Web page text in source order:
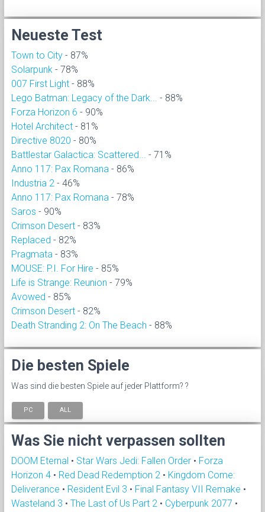
Neueste Test
Town to City - 87%
Solarpunk - 78%
007 First Light - 88%
Lego Batman: Legacy of the Dark...
- 88%
Forza Horizon 6 - 90%
Hotel Architect - 81%
Directive 8020 - 80%
Battlestar Galactica: Scattered...
- 71%
Anno 117: Pax Romana - 86%
Industria 2 - 46%
Anno 117: Pax Romana - 78%
Saros - 90%
Crimson Desert - 83%
Replaced - 82%
Pragmata - 83%
MOUSE: P.I. For Hire - 85%
Life is Strange: Reunion - 79%
Avowed - 85%
Crimson Desert - 82%
Death Stranding 2: On The Beach - 88%
Die besten Spiele
Was sind die besten Spiele auf jeder Plattform? ?
PC ALL
Was Sie nicht verpassen sollten
DOOM Eternal • Star Wars Jedi: Fallen Order • Forza
Horizon 4 • Red Dead Redemption 2 • Kingdom Come:
Deliverance • Resident Evil 3 • Final Fantasy VII Remake •
Wasteland 3 • The Last of Us Part 2 • Cyberpunk 2077 •